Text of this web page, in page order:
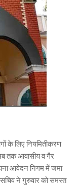
के लिए नियमितीकरण
तक आवासीय व गैर
आवेदन निगम में जमा
ने गुरुवार को समस्त